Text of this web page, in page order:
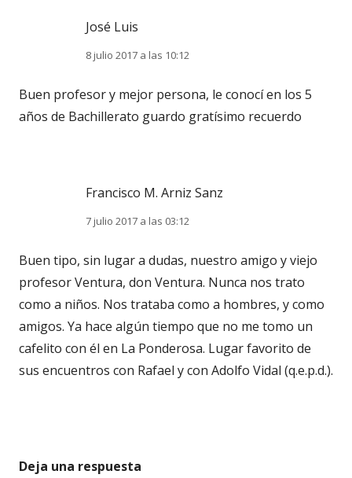
José Luis
8 julio 2017 a las 10:12
Buen profesor y mejor persona, le conocí en los 5
años de Bachillerato guardo gratísimo recuerdo
Francisco M. Arniz Sanz
7 julio 2017 a las 03:12
Buen tipo, sin lugar a dudas, nuestro amigo y viejo
profesor Ventura, don Ventura. Nunca nos trato
como a niños. Nos trataba como a hombres, y como
amigos. Ya hace algún tiempo que no me tomo un
cafelito con él en La Ponderosa. Lugar favorito de
sus encuentros con Rafael y con Adolfo Vidal (q.e.p.d.).
Deja una respuesta